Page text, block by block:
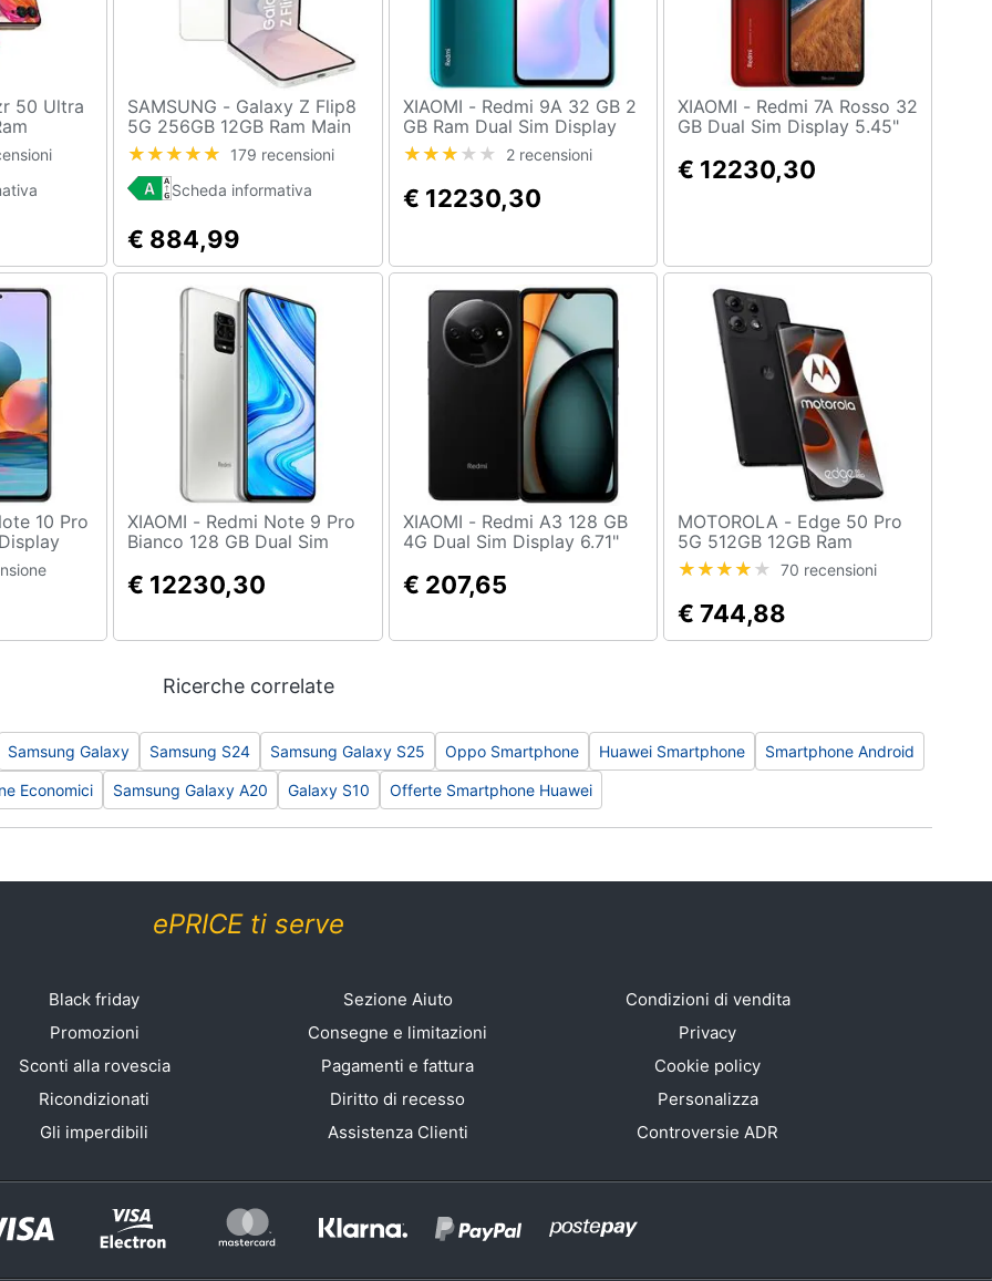
Main
+
14
SAMSUNG - Galaxy Z Flip8
5G 256GB 12GB Ram Main
Display 6.9" Amoled 2X
12Hz Sec. Display 4.1" Super
Amoled Main Camera
50+12MP Selfie 10MP
DaulSim (1nanoSim+eSim)
Android Exynos 2600
4300mAh Cream
179 recensioni
Scheda informativa
€ 884,99
XIAOMI - Redmi 9A 32 GB 2
GB Ram Dual Sim Display
6.53" HD+ Slot Micro SD
Fotocamera 13 Mpx Android
Aurora Verde
2 recensioni
€ 12230,30
XIAOMI - Redmi 7A Rosso 32
GB Dual Sim Display 5.45"
Vodafone Italia
€ 12230,30
Micro
XIAOMI - Redmi Note 9 Pro
Bianco 128 GB Dual Sim
Micro SD Quadrupla
Fotocamera Android
€ 12230,30
XIAOMI - Redmi A3 128 GB
4G Dual Sim Display 6.71"
Fotocamera 8 Mpx Android
14 Nero
€ 207,65
MOTOROLA - Edge 50 Pro
5G 512GB 12GB Ram
Display 6.67" Doppia SIM
Android USB tipo-C 4500
mAh Black Beauty
70 recensioni
€ 744,88
Ricerche correlate
Samsung Galaxy Samsung S24 Samsung Galaxy S25 Oppo Smartphone Huawei Smartphone Smartphone Android
Economici Samsung Galaxy A20 Galaxy S10 Offerte Smartphone Huawei
ePRICE ti serve
Black friday
Promozioni
Sconti alla rovescia
Ricondizionati
Gli imperdibili
Sezione Aiuto
Consegne e limitazioni
Pagamenti e fattura
Diritto di recesso
Assistenza Clienti
Condizioni di vendita
Privacy
Cookie policy
Personalizza
Controversie ADR